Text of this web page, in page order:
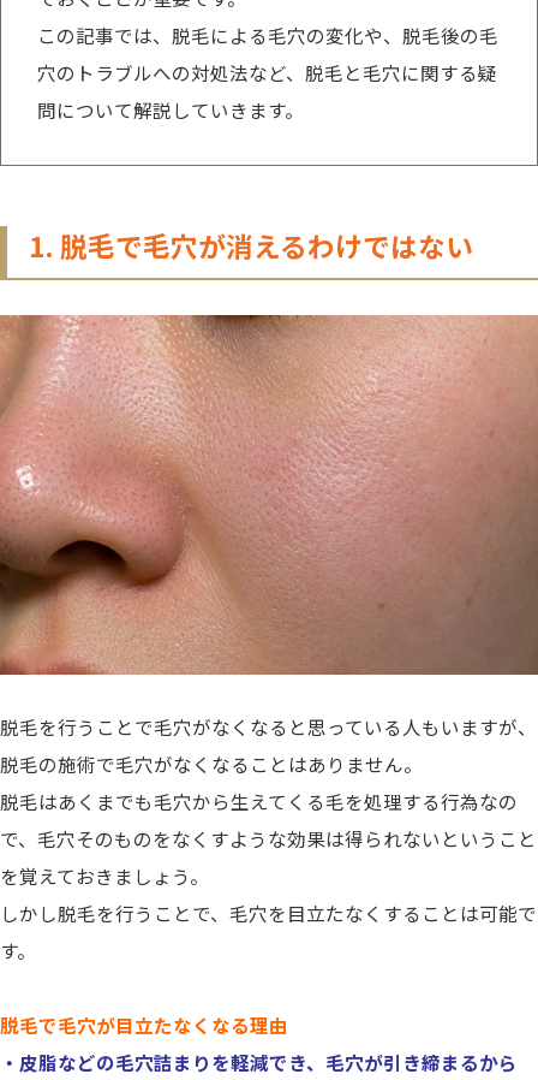
この記事では、脱毛による毛穴の変化や、脱毛後の毛
穴のトラブルへの対処法など、脱毛と毛穴に関する疑
問について解説していきます。
1. 脱毛で毛穴が消えるわけではない
脱毛を行うことで毛穴がなくなると思っている人もいますが、
脱毛の施術で毛穴がなくなることはありません。
脱毛はあくまでも毛穴から生えてくる毛を処理する行為なの
で、毛穴そのものをなくすような効果は得られないということ
を覚えておきましょう。
しかし脱毛を行うことで、毛穴を目立たなくすることは可能で
す。
脱毛で毛穴が目立たなくなる理由
・皮脂などの毛穴詰まりを軽減でき、毛穴が引き締まるから